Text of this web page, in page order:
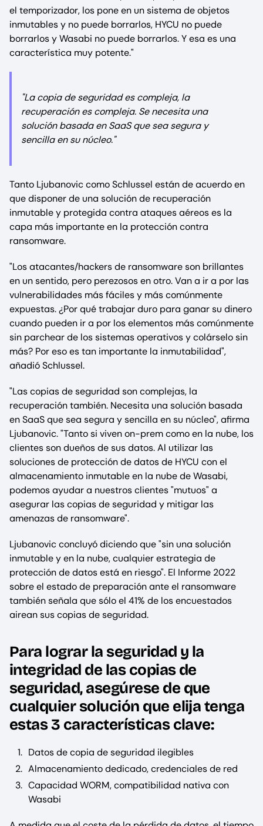
el temporizador, los pone en un sistema de objetos
inmutables y no puede borrarlos, HYCU no puede
borrarlos y Wasabi no puede borrarlos. Y esa es una
característica muy potente."
"La copia de seguridad es compleja, la
recuperación es compleja. Se necesita una
solución basada en SaaS que sea segura y
sencilla en su núcleo."
Tanto Ljubanovic como Schlussel están de acuerdo en
que disponer de una solución de recuperación
inmutable y protegida contra ataques aéreos es la
capa más importante en la protección contra
ransomware.
"Los atacantes/hackers de ransomware son brillantes
en un sentido, pero perezosos en otro. Van a ir a por las
vulnerabilidades más fáciles y más comúnmente
expuestas. ¿Por qué trabajar duro para ganar su dinero
cuando pueden ir a por los elementos más comúnmente
sin parchear de los sistemas operativos y colárselo sin
más? Por eso es tan importante la inmutabilidad",
añadió Schlussel.
"Las copias de seguridad son complejas, la
recuperación también. Necesita una solución basada
en SaaS que sea segura y sencilla en su núcleo", afirma
Ljubanovic. "Tanto si viven on-prem como en la nube, los
clientes son dueños de sus datos. Al utilizar las
soluciones de protección de datos de HYCU con el
almacenamiento inmutable en la nube de Wasabi,
podemos ayudar a nuestros clientes "mutuos" a
asegurar las copias de seguridad y mitigar las
amenazas de ransomware".
Ljubanovic concluyó diciendo que "sin una solución
inmutable y en la nube, cualquier estrategia de
protección de datos está en riesgo". El Informe 2022
sobre el estado de preparación ante el ransomware
también señala que sólo el 41% de los encuestados
airean sus copias de seguridad.
Para lograr la seguridad y la
integridad de las copias de
seguridad, asegúrese de que
cualquier solución que elija tenga
estas 3 características clave:
Datos de copia de seguridad ilegibles
Almacenamiento dedicado, credenciales de red
Capacidad WORM, compatibilidad nativa con
Wasabi